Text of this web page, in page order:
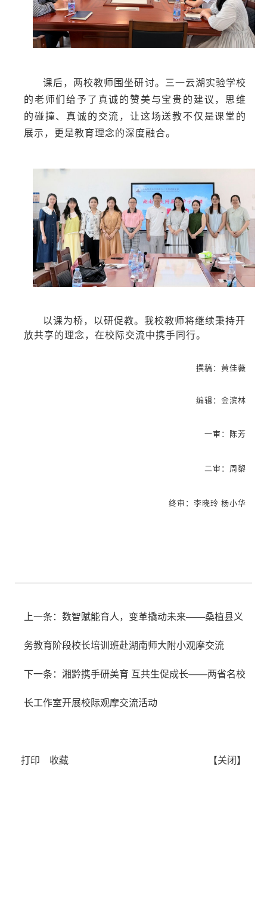
课后，两校教师围坐研讨。三一云湖实验学校
的老师们给予了真诚的赞美与宝贵的建议，思维
的碰撞、真诚的交流，让这场送教不仅是课堂的
展示，更是教育理念的深度融合。
以课为桥，以研促教。我校教师将继续秉持开
放共享的理念，在校际交流中携手同行。
撰稿 ： 黄佳薇
编辑：金滨林
一审：陈芳
二审：周黎
终审：李晓玲 杨小华
上一条： 数智赋能育人，变革撬动未来——桑植县义
务教育阶段校长培训班赴湖南师大附小观摩交流
下一条： 湘黔携手研美育 互共生促成长——两省名校
长工作室开展校际观摩交流活动
【关闭】
打印 收藏